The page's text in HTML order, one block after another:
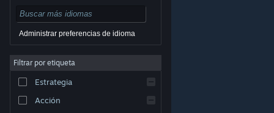
© Valve Corporation. Todos los derechos reservados.
Todas las marcas registradas pertenecen a sus
de Privacidad|Información legal
Acuerdo de Suscriptor a Steam
Cookies
Administrar preferencias de idioma
Filtrar por etiqueta
Estrategia
Acción